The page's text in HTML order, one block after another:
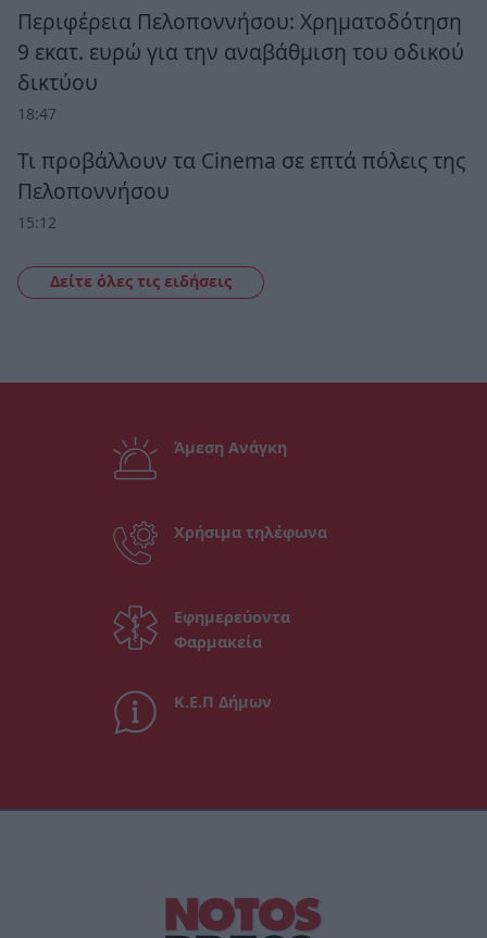
Περιφέρεια Πελοποννήσου: Χρηματοδότηση
9 εκατ. ευρώ για την αναβάθμιση του οδικού
δικτύου
18:47
Τι προβάλλουν τα Cinema σε επτά πόλεις της
Πελοποννήσου
15:12
Δείτε όλες τις ειδήσεις
Άμεση Ανάγκη
Χρήσιμα τηλέφωνα
Εφημερεύοντα
Φαρμακεία
Κ.Ε.Π Δήμων